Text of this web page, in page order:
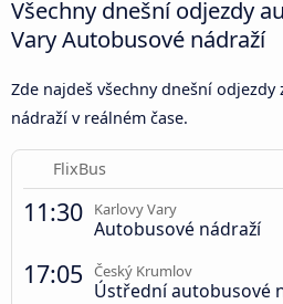
Všechny dnešní odjezdy
Vary Autobusové nádraží
Zde najdeš všechny dnešní odjezdy
nádraží v reálném čase.
FlixBus
11:30 Karlovy Vary
Autobusové nádraží
17:05 Český Krumlov
Ústřední autobusové